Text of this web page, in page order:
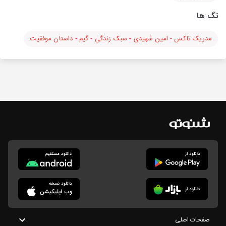
تگ ها
مدریک تاکس - امین شهیدی - سبک زندگی - گیم - داستان موفقیت
صفحات اصلی